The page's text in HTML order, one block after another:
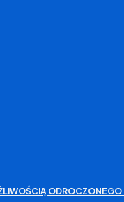
ODROCZONEGO